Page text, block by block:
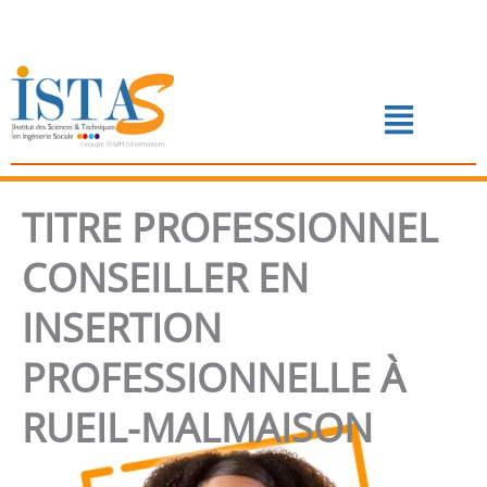
contenu
Menu
📅 PRENDRE RENDEZ-VOUS
TITRE PROFESSIONNEL
CONSEILLER EN
INSERTION
PROFESSIONNELLE À
RUEIL-MALMAISON